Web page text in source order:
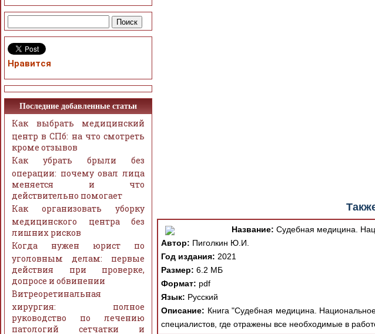
Название: Судебная медицина.
Автор: Пиголкин Ю.И.
Год издания: 2021
Размер: 6.2 МБ
Формат: pdf
Язык: Русский
Описание: Книга "Судебная медицина.
специалистов, где отражены все необходимые в
Нравится
Последние добавленные статьи
Как выбрать медицинский
центр в СПб: на что смотреть
кроме отзывов
Как убрать брыли без
операции: почему овал лица
меняется и что
действительно помогает
Как организовать уборку
медицинского центра без
лишних рисков
Когда нужен юрист по
уголовным делам: первые
действия при проверке,
допросе и обвинении
Витреоретинальная
хирургия: полное
руководство по лечению
патологий сетчатки и